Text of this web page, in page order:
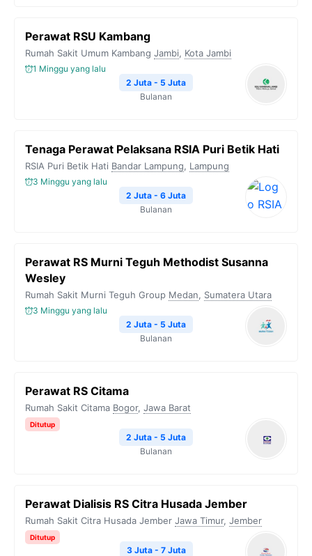
Perawat RSU Kambang
Rumah Sakit Umum Kambang Jambi, Kota Jambi
1 Minggu yang lalu
2 Juta - 5 Juta
Bulanan
Tenaga Perawat Pelaksana RSIA Puri Betik Hati
RSIA Puri Betik Hati Bandar Lampung, Lampung
3 Minggu yang lalu
2 Juta - 6 Juta
Bulanan
Perawat RS Murni Teguh Methodist Susanna
Wesley
Rumah Sakit Murni Teguh Group Medan, Sumatera Utara
3 Minggu yang lalu
2 Juta - 5 Juta
Bulanan
Perawat RS Citama
Rumah Sakit Citama Bogor, Jawa Barat
Ditutup
2 Juta - 5 Juta
Bulanan
Perawat Dialisis RS Citra Husada Jember
Rumah Sakit Citra Husada Jember Jawa Timur, Jember
Ditutup
3 Juta - 7 Juta